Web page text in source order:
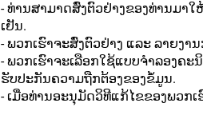
- ທ່ານສາມາດສົ່ງຕົວຢ່າງຂອງທ່ານມາ
ເຢັນ.
- ພວກເຮົາຈະສົ່ງຕົວຢ່າງ ແລະ ລາຍງ
- ພວກເຮົາຈະເລືອກໃຊ້ແບບຈຳລອງຄ
ຮັບປະກັນຄວາມຖືກຕ້ອງຂອງຂໍ້ມູນ.
- ເມື່ອທ່ານອະນຸມັດວິທີແກ້ໄຂຂອງພວກ